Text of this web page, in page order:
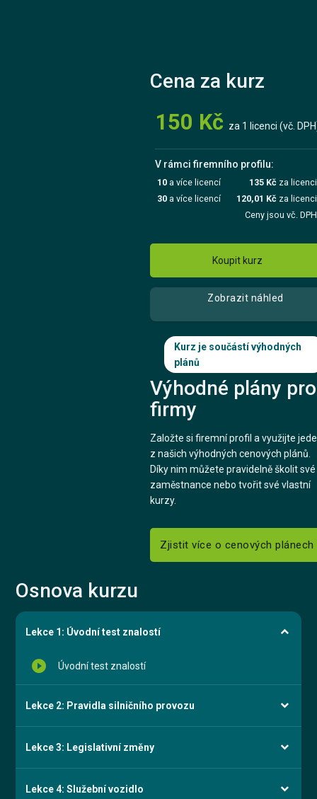
Cena za kurz
150 Kč za 1 licenci (vč.
V rámci firemního profilu:
10a více licencí 135 Kč za licenci
30a více licencí 120,01 Kč za licenci
Ceny jsou vč. DPH
Koupit kurz
Zobrazit náhled
Kurz je součástí výhodných
plánů
Výhodné plány pro
firmy
Založte si firemní profil a využijte
z našich výhodných cenových plánů.
Díky nim můžete pravidelně školit své
zaměstnance nebo tvořit své vlastní
kurzy.
Zjistit více o cenových plánech
Osnova kurzu
Lekce 1: Úvodní test znalostí
play_circle_filled Úvodní test znalostí
Lekce 2: Pravidla silničního provozu
Lekce 3: Legislativní změny
Lekce 4: Služební vozidlo